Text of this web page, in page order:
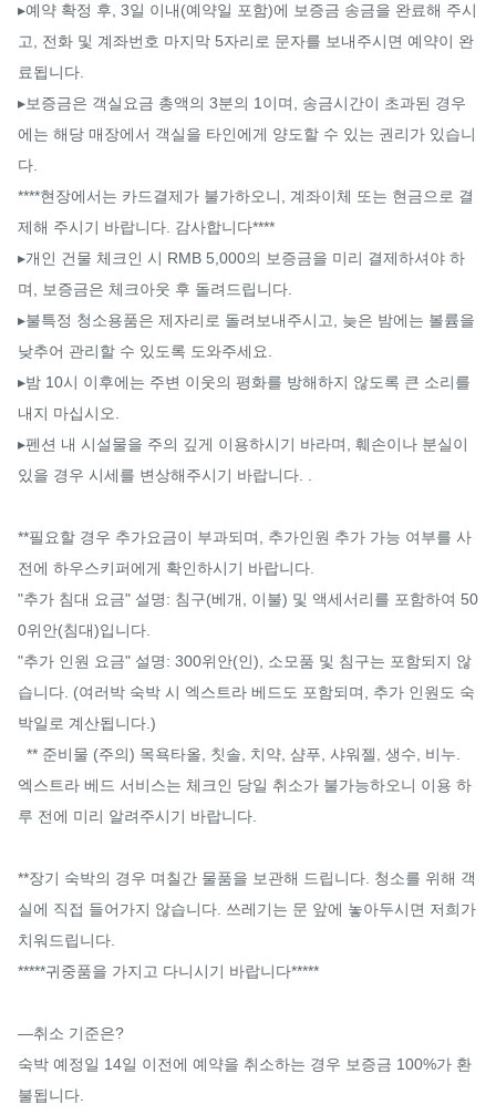
▸예약 확정 후, 3일 이내(예약일 포함)에 보증금 송금을 완료해 주시
고, 전화 및 계좌번호 마지막 5자리로 문자를 보내주시면 예약이 완
료됩니다.
▸보증금은 객실요금 총액의 3분의 1이며, 송금시간이 초과된 경우
에는 해당 매장에서 객실을 타인에게 양도할 수 있는 권리가 있습니
다.
****현장에서는 카드결제가 불가하오니, 계좌이체 또는 현금으로 결
제해 주시기 바랍니다. 감사합니다****
▸개인 건물 체크인 시 RMB 5,000의 보증금을 미리 결제하셔야 하
며, 보증금은 체크아웃 후 돌려드립니다.
▸불특정 청소용품은 제자리로 돌려보내주시고, 늦은 밤에는 볼륨을
낮추어 관리할 수 있도록 도와주세요.
▸밤 10시 이후에는 주변 이웃의 평화를 방해하지 않도록 큰 소리를
내지 마십시오.
▸펜션 내 시설물을 주의 깊게 이용하시기 바라며, 훼손이나 분실이
있을 경우 시세를 변상해주시기 바랍니다. .
**필요할 경우 추가요금이 부과되며, 추가인원 추가 가능 여부를 사
전에 하우스키퍼에게 확인하시기 바랍니다.
"추가 침대 요금" 설명: 침구(베개, 이불) 및 액세서리를 포함하여 50
0위안(침대)입니다.
"추가 인원 요금" 설명: 300위안(인), 소모품 및 침구는 포함되지 않
습니다. (여러박 숙박 시 엑스트라 베드도 포함되며, 추가 인원도 숙
박일로 계산됩니다.)
엑스트라 베드 서비스는 체크인 당일 취소가 불가능하오니 이용 하
루 전에 미리 알려주시기 바랍니다.
**장기 숙박의 경우 며칠간 물품을 보관해 드립니다. 청소를 위해 객
실에 직접 들어가지 않습니다. 쓰레기는 문 앞에 놓아두시면 저희가
치워드립니다.
*****귀중품을 가지고 다니시기 바랍니다*****
—취소 기준은?
숙박 예정일 14일 이전에 예약을 취소하는 경우 보증금 100%가 환
불됩니다.